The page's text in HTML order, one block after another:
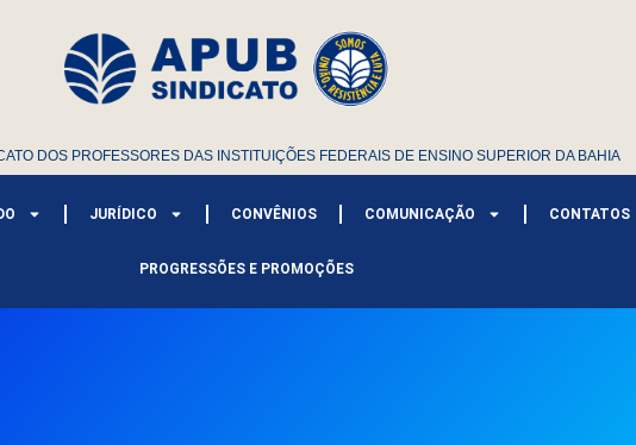
DOS PROFESSORES DAS INSTITUIÇÕES FEDERAIS DE ENSINO SUPERIOR DA BAHIA
JURÍDICO CONVÊNIOS COMUNICAÇÃO CONTATOS
PROGRESSÕES E PROMOÇÕES